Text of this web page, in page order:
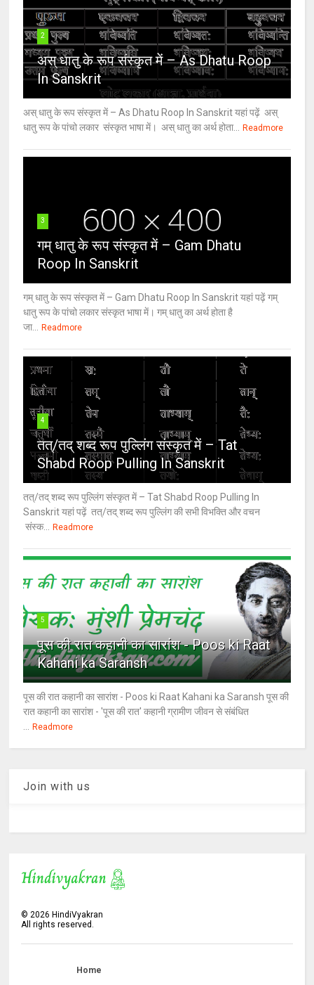
2
अस् धातु के रूप संस्कृत में – As Dhatu Roop
In Sanskrit
अस् धातु के रूप संस्कृत में – As Dhatu Roop In Sanskrit यहां पढ़ें अस्
धातु रूप के पांचो लकार संस्कृत भाषा में। अस् धातु का अर्थ होता... Readmore
3
गम् धातु के रूप संस्कृत में – Gam Dhatu
Roop In Sanskrit
गम् धातु के रूप संस्कृत में – Gam Dhatu Roop In Sanskrit यहां पढ़ें गम्
धातु रूप के पांचो लकार संस्कृत भाषा में। गम् धातु का अर्थ होता है
जा... Readmore
4
तत्/तद् शब्द रूप पुल्लिंग संस्कृत में – Tat
Shabd Roop Pulling In Sanskrit
तत्/तद् शब्द रूप पुल्लिंग संस्कृत में – Tat Shabd Roop Pulling In
Sanskrit यहां पढ़ें तत्/तद् शब्द रूप पुल्लिंग की सभी विभक्ति और वचन
संस्क... Readmore
5
पूस की रात कहानी का सारांश - Poos ki Raat
Kahani ka Saransh
पूस की रात कहानी का सारांश - Poos ki Raat Kahani ka Saransh पूस की
रात कहानी का सारांश - 'पूस की रात' कहानी ग्रामीण जीवन से संबंधित
... Readmore
Join with us
©2026 HindiVyakran
All rights reserved.
Home